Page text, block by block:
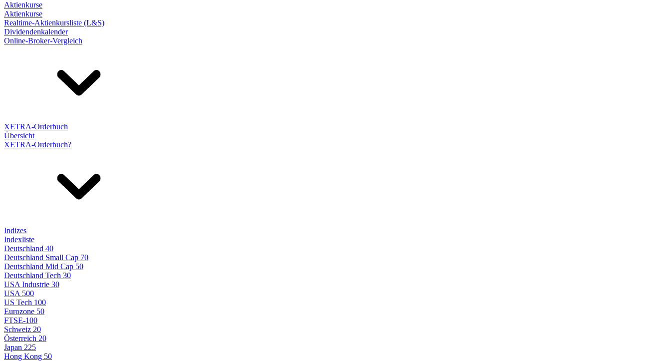
Aktienkurse
Aktienkurse
Realtime-Aktienkursliste (L&S)
Dividendenkalender
Online-Broker-Vergleich
XETRA-Orderbuch
Übersicht
XETRA-Orderbuch?
Indizes
Indexliste
Deutschland 40
Deutschland Small Cap 70
Deutschland Mid Cap 50
Deutschland Tech 30
USA Industrie 30
USA 500
US Tech 100
Eurozone 50
FTSE-100
Schweiz 20
Österreich 20
Japan 225
Hong Kong 50